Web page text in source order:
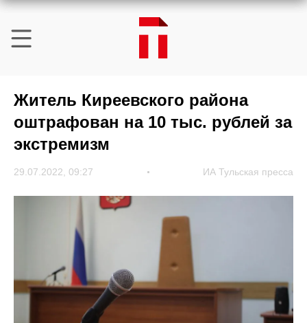
Житель Киреевского района
оштрафован на 10 тыс. рублей за
экстремизм
29.07.2022, 09:27 ИА Тульская пресса